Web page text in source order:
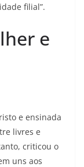
filial”.
e
e ensinada
livres e
criticou o
uns aos